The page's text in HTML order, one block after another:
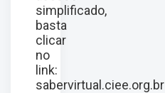
simplificado,
basta
clicar
no
link:
sabervirtual.ciee.org.br